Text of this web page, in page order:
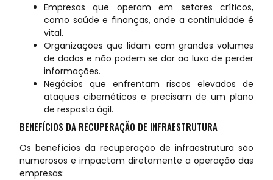
Empresas que operam em setores críticos,
como saúde e finanças, onde a continuidade é
vital.
Organizações que lidam com grandes volumes
de dados e não podem se dar ao luxo de perder
informações.
Negócios que enfrentam riscos elevados de
ataques cibernéticos e precisam de um plano
de resposta ágil.
BENEFÍCIOS DA RECUPERAÇÃO DE INFRAESTRUTURA
Os benefícios da recuperação de infraestrutura são
numerosos e impactam diretamente a operação das
empresas: